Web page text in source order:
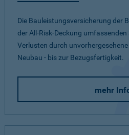
Die Bauleistungsversicherung der
der All-Risk-Deckung
Verlusten durch
Neubau - bis zur Bezugsfertigkeit.
mehr